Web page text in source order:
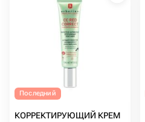
Последний
КОРРЕКТИРУЮЩИЙ КРЕМ